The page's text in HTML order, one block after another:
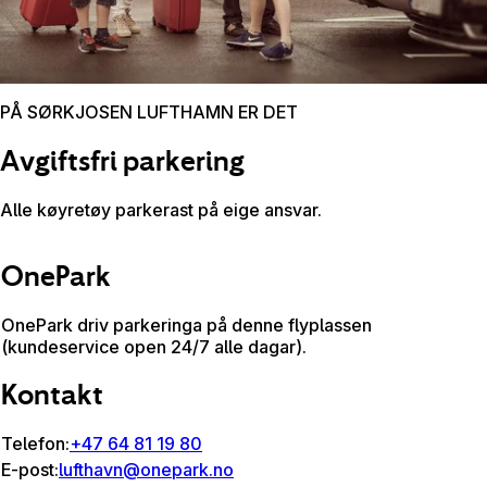
PÅ SØRKJOSEN LUFTHAMN ER DET
Avgiftsfri parkering
Alle køyretøy parkerast på eige ansvar.
OnePark
OnePark driv parkeringa på denne flyplassen
(kundeservice open 24/7 alle dagar).
Kontakt
Telefon:+47 64 81 19 80
E-post:lufthavn@onepark.no